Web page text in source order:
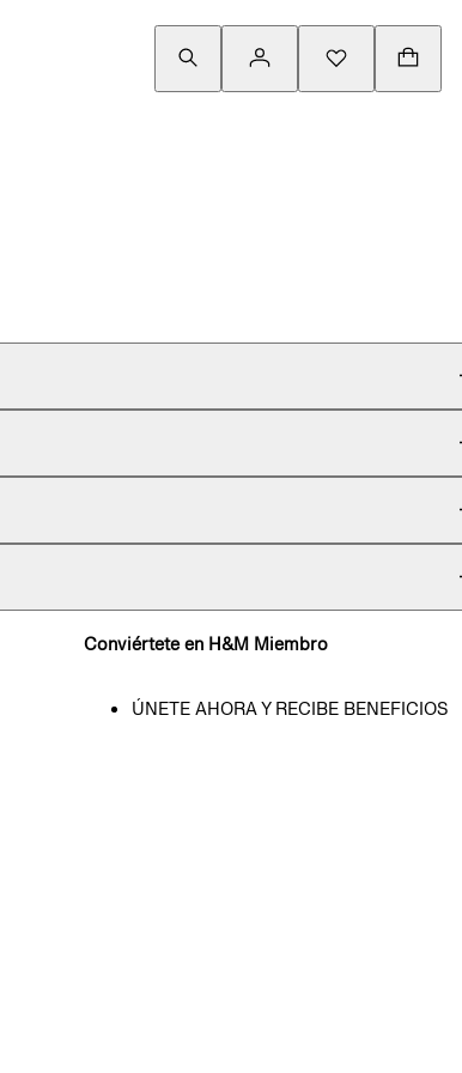
Conviértete en H&M Miembro
ÚNETE AHORA Y RECIBE BENEFICIOS